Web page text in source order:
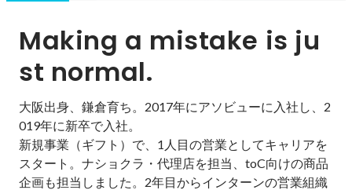
Making a mistake is ju
st normal.
大阪出身、鎌倉育ち。2017年にアソビューに入社し、2
019年に新卒で入社。
新規事業（ギフト）で、1人目の営業としてキャリアを
スタート。ナショクラ・代理店を担当、toC向けの商品
企画も担当しました。2年目からインターンの営業組織